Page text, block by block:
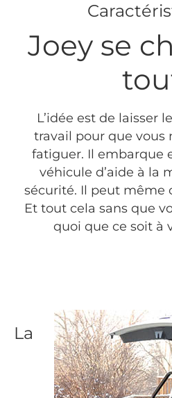
Joey se
L’idée est de laisser
travail pour que vous
fatiguer. Il embarque
véhicule d’aide à la
sécurité. Il peut même
Et tout cela sans que
quoi que ce soit à
La